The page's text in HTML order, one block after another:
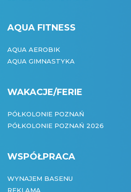
AQUA FITNESS
AQUA AEROBIK
AQUA GIMNASTYKA
WAKACJE/FERIE
PÓŁKOLONIE POZNAŃ
PÓŁKOLONIE POZNAŃ 2026
WSPÓŁPRACA
WYNAJEM BASENU
REKLAMA